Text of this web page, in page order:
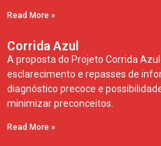
Read More »
Corrida Azul
A proposta do Projeto Corrida
esclarecimento e repasses de
diagnóstico precoce e
minimizar preconceitos.
Read More »